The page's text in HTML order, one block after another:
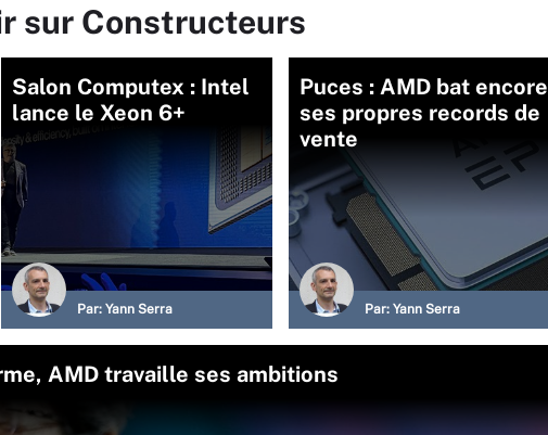
sur Constructeurs
Salon Computex : Intel
lance le Xeon 6+
Par: Yann Serra
Puces : AMD bat encore
ses propres records de
vente
Par: Yann Serra
AMD travaille ses ambitions